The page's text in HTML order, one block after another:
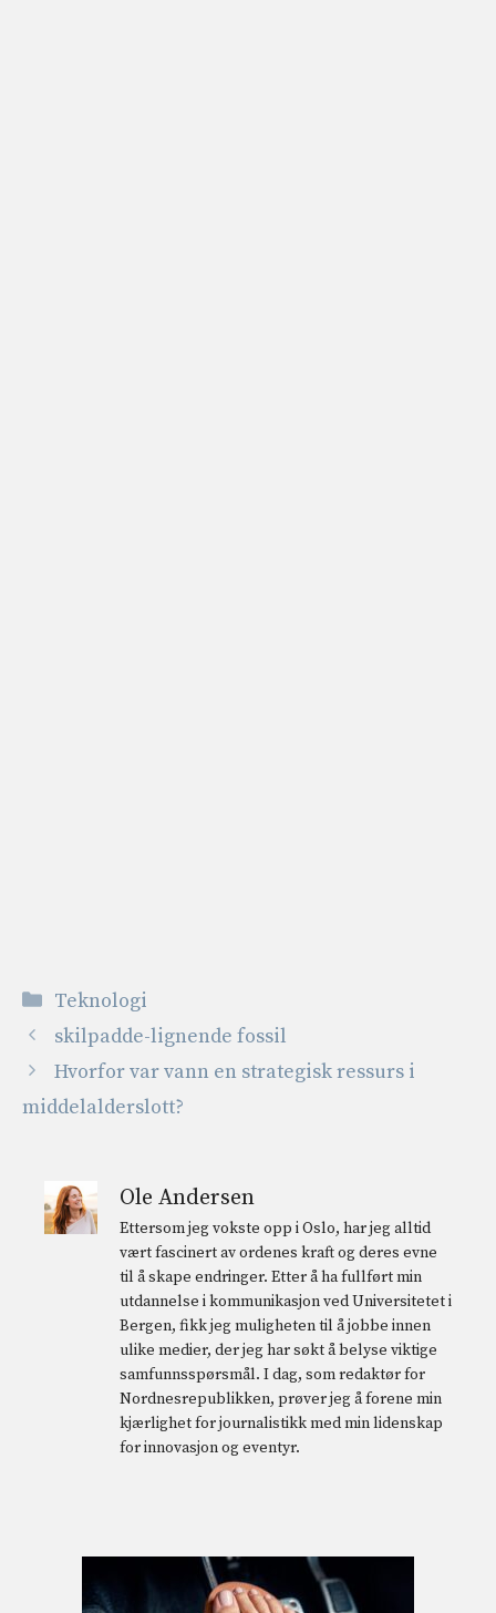
Kategorier
Teknologi
skilpadde-lignende fossil
Hvorfor var vann en strategisk ressurs i
middelalderslott?
Ole Andersen
Ettersom jeg vokste opp i Oslo, har jeg alltid
vært fascinert av ordenes kraft og deres evne
til å skape endringer. Etter å ha fullført min
utdannelse i kommunikasjon ved Universitetet i
Bergen, fikk jeg muligheten til å jobbe innen
ulike medier, der jeg har søkt å belyse viktige
samfunnsspørsmål. I dag, som redaktør for
Nordnesrepublikken, prøver jeg å forene min
kjærlighet for journalistikk med min lidenskap
for innovasjon og eventyr.